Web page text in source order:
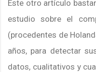
Este otro artículo
estudio sobre el
(procedentes de
años, para detectar
datos, cualitativos y